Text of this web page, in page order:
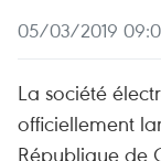
05/03/2019
La société
officiellement
République de